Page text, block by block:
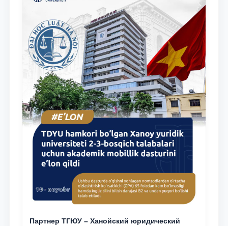
Партнер ТГЮУ – Ханойский юридический